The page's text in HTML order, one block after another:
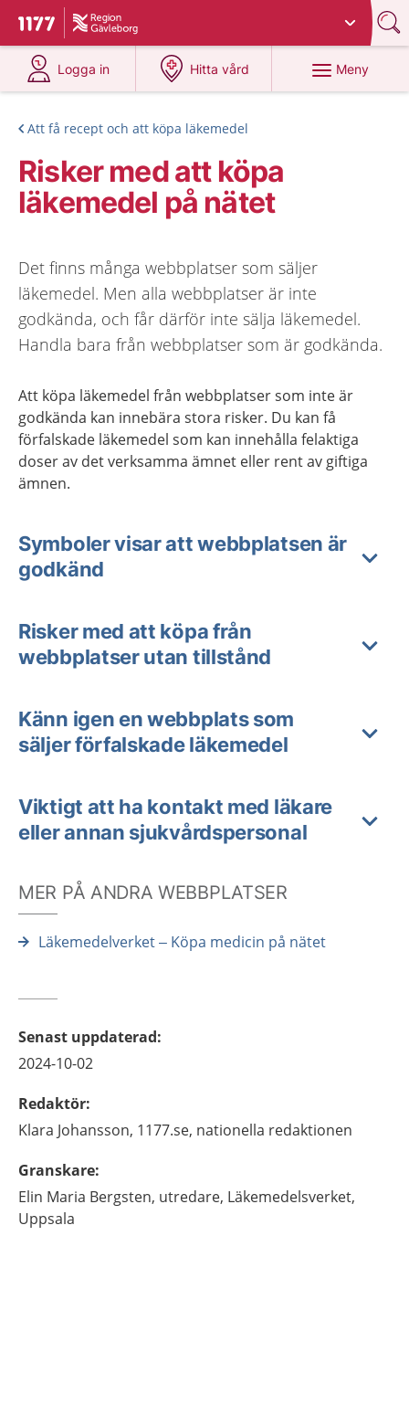
Till startsidan för 1177
Du har valt region
Logga in
på 1177.se
Hitta vård
på 1177.se
Meny
Att få recept och att köpa läkemedel
Risker med att köpa
läkemedel på nätet
Det finns många webbplatser som säljer
läkemedel. Men alla webbplatser är inte
godkända, och får därför inte sälja läkemedel.
Handla bara från webbplatser som är godkända.
Att köpa läkemedel från webbplatser som inte är
godkända kan innebära stora risker. Du kan få
förfalskade läkemedel som kan innehålla felaktiga
doser av det verksamma ämnet eller rent av giftiga
ämnen.
Symboler visar att webbplatsen är
godkänd
Risker med att köpa från
webbplatser utan tillstånd
Känn igen en webbplats som
säljer förfalskade läkemedel
Viktigt att ha kontakt med läkare
eller annan sjukvårdspersonal
MER PÅ ANDRA WEBBPLATSER
Läkemedelverket – Köpa medicin på nätet
Senast uppdaterad:
2024-10-02
Redaktör:
Klara Johansson, 1177.se, nationella redaktionen
Granskare:
Elin Maria Bergsten, utredare, Läkemedelsverket,
Uppsala